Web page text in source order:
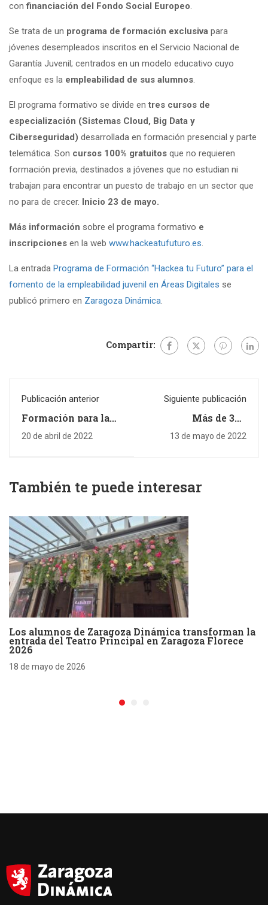
confinanciación del Fondo Social Europeo.
Se trata de un programa de formación exclusiva para
jóvenes desempleados inscritos en el Servicio Nacional de
Garantía Juvenil; centrados en un modelo educativo cuyo
enfoque es la empleabilidad de sus alumnos.
El programa formativo se divide en tres cursos de
especialización (Sistemas Cloud, Big Data y
Ciberseguridad) desarrollada en formación presencial y parte
telemática. Son cursos 100% gratuitos que no requieren
formación previa, destinados a jóvenes que no estudian ni
trabajan para encontrar un puesto de trabajo en un sector que
no para de crecer. Inicio 23 de mayo.
Más información sobre el programa formativo e
inscripciones en la web www.hackeatufuturo.es.
La entrada Programa de Formación “Hackea tu Futuro” para el
fomento de la empleabilidad juvenil en Áreas Digitales se
publicó primero en Zaragoza Dinámica.
Compartir:
Publicación anterior
Formación para la
Agroecológica en
20 de abril de 2022
Siguiente publicación
Más de 300
en la formación para
el empleo impulsada
13 de mayo de 2022
También te puede interesar
Los alumnos de Zaragoza Dinámica transforman la
entrada del Teatro Principal en Zaragoza Florece
2026
18 de mayo de 2026